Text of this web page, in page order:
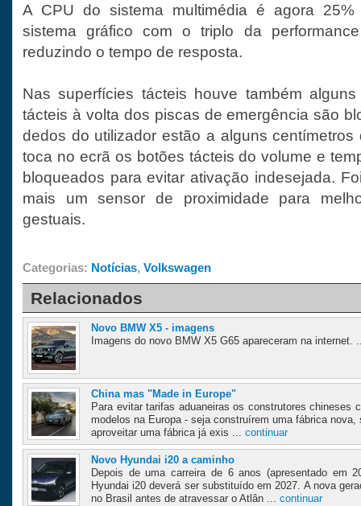
A CPU do sistema multimédia é agora
sistema gráfico com o triplo da
reduzindo o tempo de resposta.
Nas superfícies tácteis houve também
tácteis à volta dos piscas de emergência são
dedos do utilizador estão a alguns
toca no ecrã os botões tácteis do volume e
bloqueados para evitar ativação indesejada.
mais um sensor de proximidade para
gestuais.
Categorias: Notícias, Volkswagen
Relacionados
Novo BMW X5 - imagens
Imagens do novo BMW X5 G65 apareceram na internet.
China mas "Made in Europe"
Para evitar tarifas aduaneiras os construtores chineses
modelos na Europa - seja construírem uma fábrica nova,
aproveitar uma fábrica já exis ... continuar
Novo Hyundai i20 a caminho
Depois de uma carreira de 6 anos (apresentado em
Hyundai i20 deverá ser substituído em 2027. A nova
no Brasil antes de atravessar o Atlân ... continuar